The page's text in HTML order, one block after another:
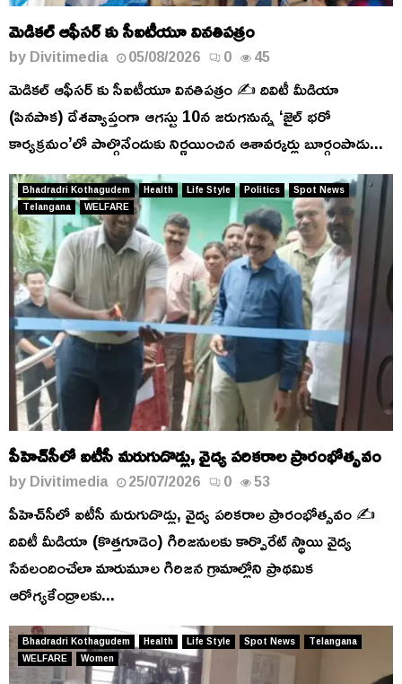
మెడికల్ ఆఫీసర్ కు సీఐటీయూ వినతిపత్రం
byDivitimedia 05/08/2026 0 45
మెడికల్ ఆఫీసర్ కు సీఐటీయూ వినతిపత్రం ✍️ దివిటీ మీడియా
(పినపాక) దేశవ్యాప్తంగా ఆగస్టు 10న జరుగనున్న ‘జైల్ భరో
కార్యక్రమం’లో పాల్గొనేందుకు నిర్ణయించిన ఆశావర్కర్లు బూర్గంపాడు...
Bhadradri Kothagudem Health Life Style Politics
Spot News
Telangana
WELFARE
పీహెచ్‌సీలో ఐటీసీ మరుగుదొడ్లు, వైద్య పరికరాల ప్రారంభోత్సవం
byDivitimedia 25/07/2026 0 53
పీహెచ్‌సీలో ఐటీసీ మరుగుదొడ్లు, వైద్య పరికరాల ప్రారంభోత్సవం ✍️
దివిటీ మీడియా (కొత్తగూడెం) గిరిజనులకు కార్పొరేట్ స్థాయి వైద్య
సేవలందించేలా మారుమూల గిరిజన గ్రామాల్లోని ప్రాథమిక
ఆరోగ్యకేంద్రాలకు...
Bhadradri Kothagudem Health Life Style Spot News
Telangana
WELFARE
Women